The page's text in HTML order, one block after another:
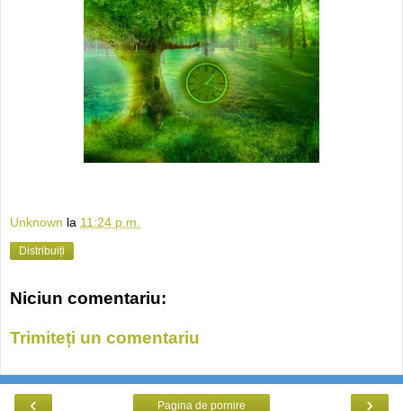
Unknown la 11:24 p.m.
Distribuiți
Niciun comentariu:
Trimiteți un comentariu
‹ ›
Pagina de pornire